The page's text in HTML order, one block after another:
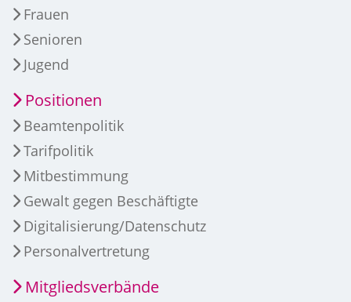
Frauen
Senioren
Jugend
Positionen
Beamtenpolitik
Tarifpolitik
Mitbestimmung
Gewalt gegen Beschäftigte
Digitalisierung/Datenschutz
Personalvertretung
Mitgliedsverbände